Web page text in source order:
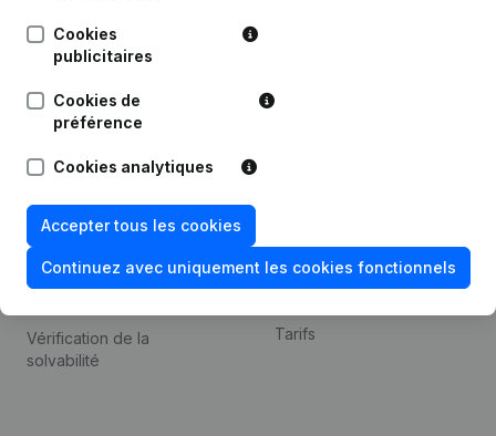
Cookies
publicitaires
Cookies de
préférence
Cookies analytiques
Accepter tous les cookies
Continuez avec uniquement les cookies fonctionnels
Thème
de la fraude
Consulter des comptes
annuels
Recherche de numéro de
Vérification de la
solvabilité
Contact
Tarifs